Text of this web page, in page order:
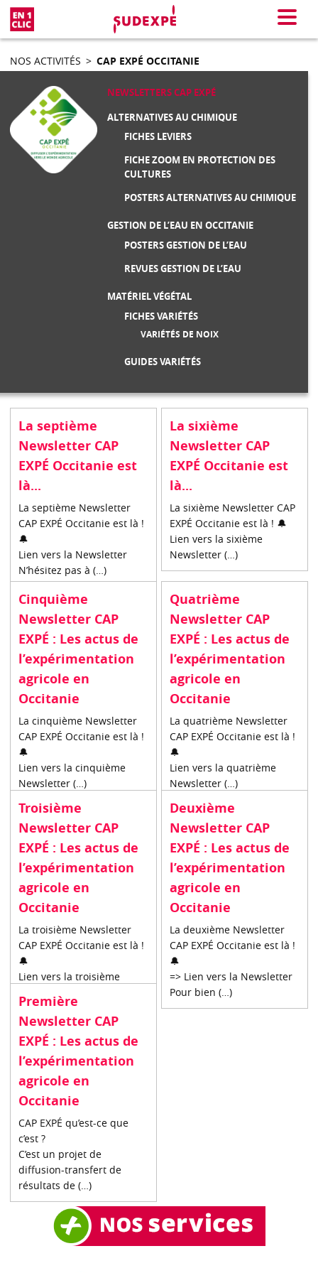
Menu
NOS ACTIVITÉS > CAP EXPÉ OCCITANIE
NEWSLETTERS CAP EXPÉ
ALTERNATIVES AU CHIMIQUE
FICHES LEVIERS
FICHE ZOOM EN PROTECTION DES
CULTURES
POSTERS ALTERNATIVES AU CHIMIQUE
GESTION DE L’EAU EN OCCITANIE
POSTERS GESTION DE L’EAU
REVUES GESTION DE L’EAU
MATÉRIEL VÉGÉTAL
FICHES VARIÉTÉS
VARIÉTÉS DE NOIX
GUIDES VARIÉTÉS
La septième
Newsletter CAP
EXPÉ Occitanie est
là...
La septième Newsletter
CAP EXPÉ Occitanie est là !
🔔
Lien vers la Newsletter
N’hésitez pas à (…)
La sixième
Newsletter CAP
EXPÉ Occitanie est
là...
La sixième Newsletter CAP
EXPÉ Occitanie est là ! 🔔
Lien vers la sixième
Newsletter (…)
Cinquième
Newsletter CAP
EXPÉ : Les actus de
l’expérimentation
agricole en
Occitanie
La cinquième Newsletter
CAP EXPÉ Occitanie est là !
🔔
Lien vers la cinquième
Newsletter (…)
Quatrième
Newsletter CAP
EXPÉ : Les actus de
l’expérimentation
agricole en
Occitanie
La quatrième Newsletter
CAP EXPÉ Occitanie est là !
🔔
Lien vers la quatrième
Newsletter (…)
Troisième
Newsletter CAP
EXPÉ : Les actus de
l’expérimentation
agricole en
Occitanie
La troisième Newsletter
CAP EXPÉ Occitanie est là !
🔔
Lien vers la troisième
Deuxième
Newsletter CAP
EXPÉ : Les actus de
l’expérimentation
agricole en
Occitanie
La deuxième Newsletter
CAP EXPÉ Occitanie est là !
🔔
=> Lien vers la Newsletter
Pour bien (…)
Première
Newsletter CAP
EXPÉ : Les actus de
l’expérimentation
agricole en
Occitanie
CAP EXPÉ qu’est-ce que
c’est ?
C’est un projet de
diffusion-transfert de
résultats de (…)